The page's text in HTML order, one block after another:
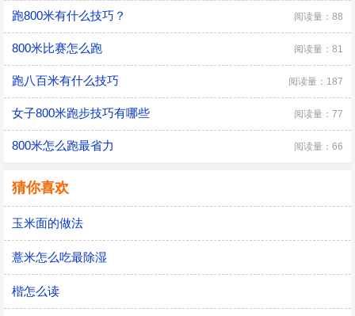
跑800米有什么技巧？ 阅读量：88
800米比赛怎么跑 阅读量：81
跑八百米有什么技巧 阅读量：187
女子800米跑步技巧有哪些 阅读量：77
800米怎么跑最省力 阅读量：66
猜你喜欢
玉米面的做法
薏米怎么吃最除湿
楷怎么读